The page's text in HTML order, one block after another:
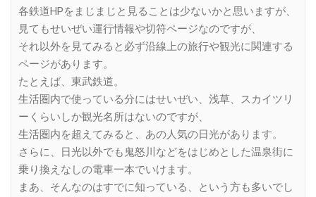
各鉄道HPをまじまじと見ることは少ないかと思いますが、
見てもせいぜい運行情報や切符ページなのですが、
それ以外を見てみると必ず沿線上の旅行や観光に関連する
ページがあります。
たとえば、東武鉄道。
生活圏内で使っている分にはせいぜい、浅草、スカイツリ
ーくらいしか観光名所はないのですが、
生活圏内を超えてみると、あの人気の日光があります。
さらに、日光以外でも鬼怒川などをはじめとした温泉街に
乗り換えなしの電車一本でいけます。
まあ、そんなのはすでに知っている、という方も多いでし